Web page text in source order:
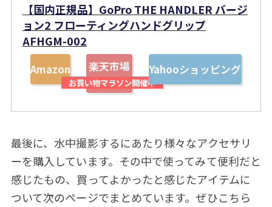
【国内正規品】GoPro THE HANDLER バージ
ョン2 フローティングハンドグリップ
AFHGM-002
Amazon 楽天市場 Yahooショッピング
最後に、水中撮影するにあたり様々なアクセサリ
ーを購入しています。その中で使ってみて便利だと
感じたもの、買ってよかったと感じたアイテムに
ついて次のページでまとめています。ぜひこちら